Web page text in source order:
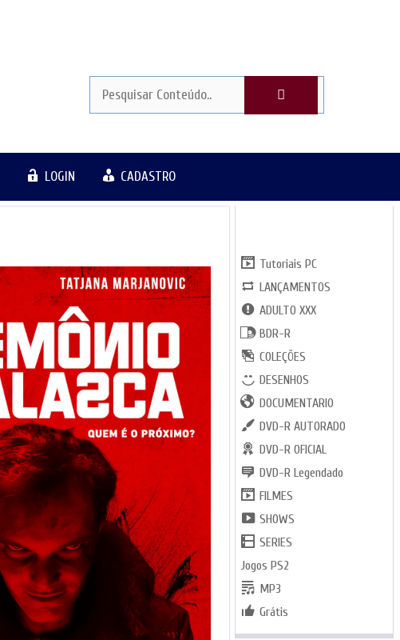
LOGIN CADASTRO
Tutoriais PC
LANÇAMENTOS
ADULTO XXX
BDR-R
COLEÇÕES
DESENHOS
DOCUMENTARIO
DVD-R AUTORADO
DVD-R OFICIAL
DVD-R Legendado
FILMES
SHOWS
SERIES
Jogos PS2
MP3
Grátis